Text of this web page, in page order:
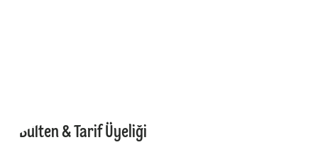
Bülten & Tarif Üyeliği